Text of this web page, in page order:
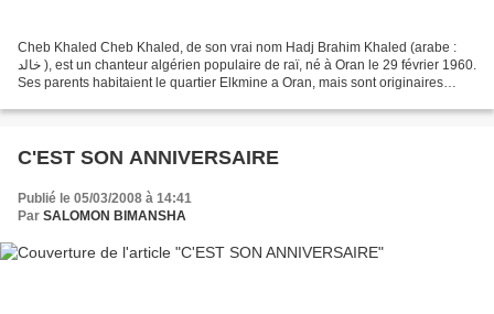
Cheb Khaled Cheb Khaled, de son vrai nom Hadj Brahim Khaled (arabe :
خالد ), est un chanteur algérien populaire de raï, né à Oran le 29 février 1960.
Ses parents habitaient le quartier Elkmine a Oran, mais sont originaires
C'EST SON ANNIVERSAIRE
Publié le 05/03/2008 à 14:41
Par SALOMON BIMANSHA